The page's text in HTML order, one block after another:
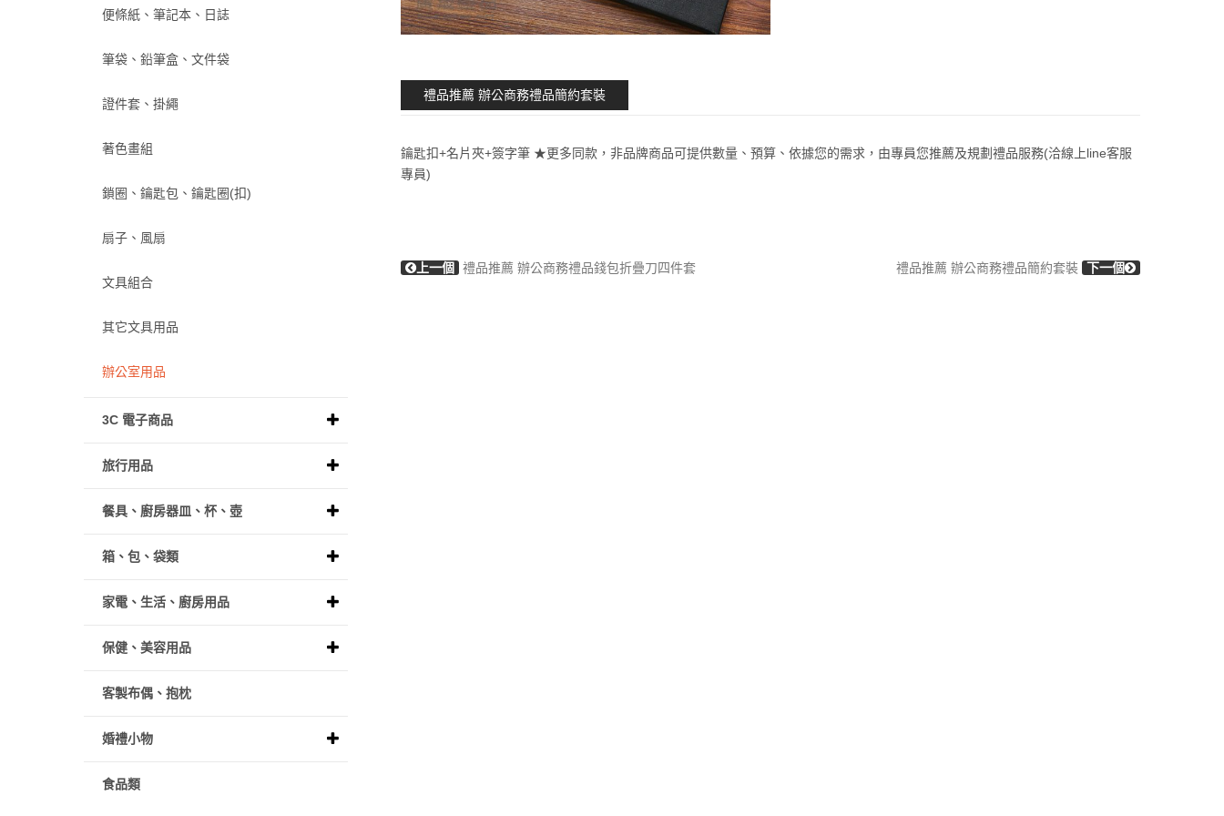
禮品推薦 辦公商務禮品簡約套裝
鑰匙扣+名片夾+簽字筆 ★更多同款，非品牌商品可提供數量、預算、依據您的需求，由專員您推薦及規劃禮品服務(洽線上line客服
專員)
上一個 禮品推薦 辦公商務禮品錢包折疊刀四件套 禮品推薦 辦公商務禮品簡約套裝 下一個
便條紙、筆記本、日誌
筆袋、鉛筆盒、文件袋
證件套、掛繩
著色畫組
鎖圈、鑰匙包、鑰匙圈(扣)
扇子、風扇
文具組合
其它文具用品
辦公室用品
3C 電子商品
旅行用品
餐具、廚房器皿、杯、壺
箱、包、袋類
家電、生活、廚房用品
保健、美容用品
客製布偶、抱枕
婚禮小物
食品類